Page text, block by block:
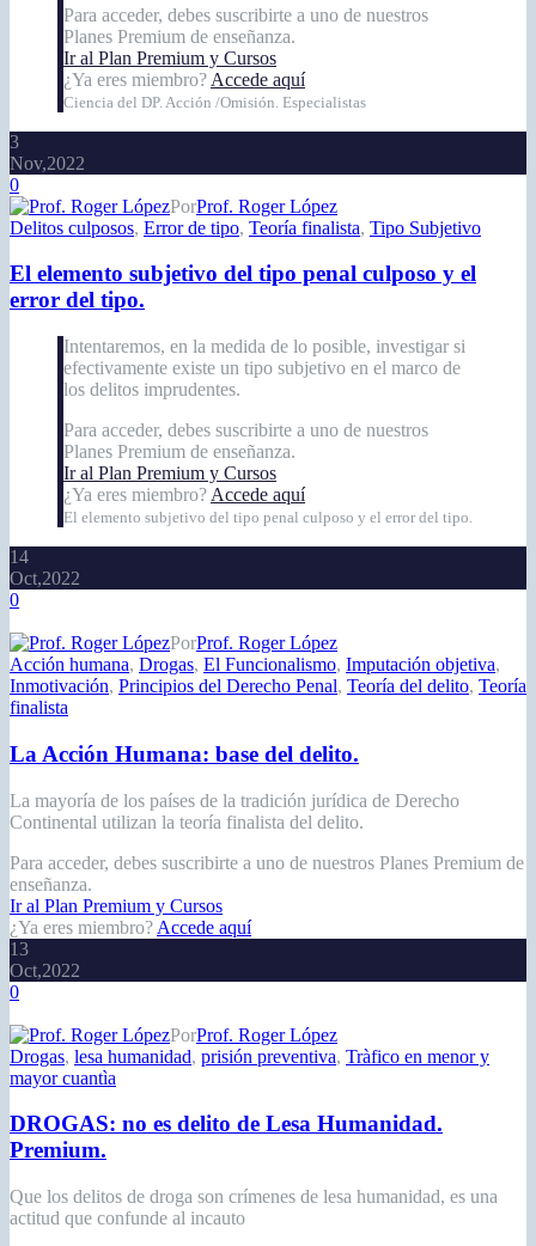
Para acceder, debes suscribirte a uno de nuestros
Planes Premium de enseñanza.
Ir al Plan Premium y Cursos
¿Ya eres miembro? Accede aquí
Ciencia del DP. Acción /Omisión. Especialistas
3
Nov,2022
0
PorProf. Roger López
Delitos culposos, Error de tipo, Teoría finalista, Tipo Subjetivo
El elemento subjetivo del tipo penal culposo y el
error del tipo.
Intentaremos, en la medida de lo posible, investigar si
efectivamente existe un tipo subjetivo en el marco de
los delitos imprudentes.
Para acceder, debes suscribirte a uno de nuestros
Planes Premium de enseñanza.
Ir al Plan Premium y Cursos
¿Ya eres miembro? Accede aquí
El elemento subjetivo del tipo penal culposo y el error del tipo.
14
Oct,2022
0
PorProf. Roger López
Acción humana, Drogas, El Funcionalismo, Imputación objetiva,
Inmotivación, Principios del Derecho Penal, Teoría del delito, Teoría
finalista
La Acción Humana: base del delito.
La mayoría de los países de la tradición jurídica de Derecho
Continental utilizan la teoría finalista del delito.
Para acceder, debes suscribirte a uno de nuestros Planes Premium de
enseñanza.
Ir al Plan Premium y Cursos
¿Ya eres miembro? Accede aquí
13
Oct,2022
0
PorProf. Roger López
Drogas, lesa humanidad, prisión preventiva, Tràfico en menor y
mayor cuantìa
DROGAS: no es delito de Lesa Humanidad.
Premium.
Que los delitos de droga son crímenes de lesa humanidad, es una
actitud que confunde al incauto